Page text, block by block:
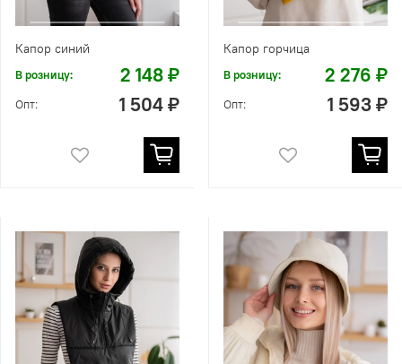
Капор синий
В розницу: 2 148 ₽
Опт: 1 504 ₽
Капор горчица
В розницу: 2 276 ₽
Опт: 1 593 ₽